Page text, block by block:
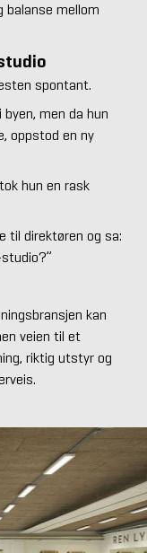
balanse mellom
spontant.
men da hun
oppstod en ny
hun en rask
til direktøren og sa:
kan
veien til et
riktig utstyr og